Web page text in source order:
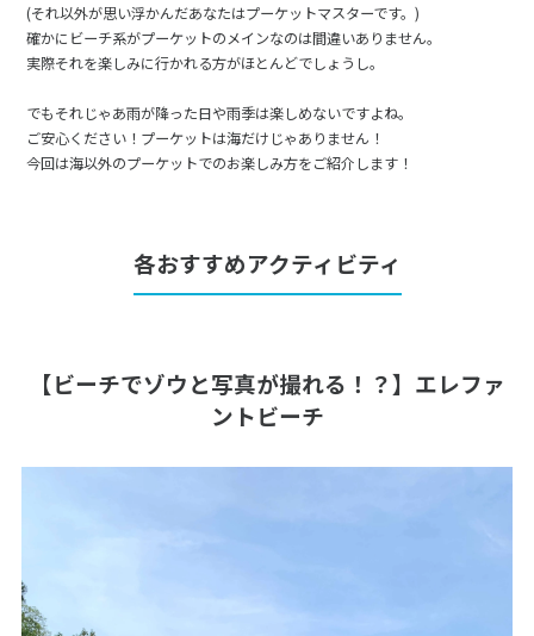
(それ以外が思い浮かんだあなたはプーケットマスターです。)
確かにビーチ系がプーケットのメインなのは間違いありません。
実際それを楽しみに行かれる方がほとんどでしょうし。
でもそれじゃあ雨が降った日や雨季は楽しめないですよね。
ご安心ください！プーケットは海だけじゃありません！
今回は海以外のプーケットでのお楽しみ方をご紹介します！
各おすすめアクティビティ
【ビーチでゾウと写真が撮れる！？】エレファ
ントビーチ